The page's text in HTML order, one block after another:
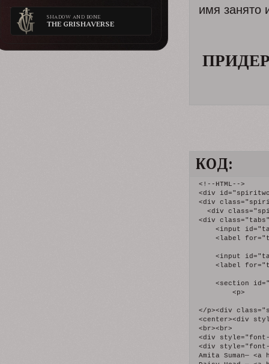
SHADOW AND BONE
THE GRISHAVERSE
имя занято
КОД:
<!--HTML-->
<div id="spiritworkroom">
<div class="spiritfirst"> </div> 
  <div class="spiritsecond">
<div class="tabs">
    <input id="tab1" type="radio" name="tabs" checked="">
    <label for="tab1"><b>внешности</b></label>

    <input id="tab2" type="radio" name="tabs">
    <label for="tab2">имена и фамилии</label>

    <section id="content-tab1">
        <p>

</p><div class="stolbik1">
<center><div style="font-family: Oranienbaum;  font-size: 16px; color: #202637;"><b>ЖЕНСКИЕ ВНЕШНОСТИ</b></div>
<br><br>
<div style="font-family: Oranienbaum;  font-size: 14px; color: #202632;"><b>A – B – C – D</b>
<div style="font-family: Oranienbaum;  font-size: 13px; "><br>
Amita Suman— <a href="https://grishaverse.ru/">Inej Ghafa</a><br>
Daisy Head — <a href="https://grishaverse.ru/profile.php?id=199">Genya Safin</a><br>
Danielle Galligan — <a href="https://grishaverse.ru/profile.php?id=190">Nina Zenik</a><br>

<br><br>
<div style="font-family: Oranienbaum;  font-size: 14px; color: #202632;"><b>E – F – G – H</b></div><br>
Emilia Clarke — <a href="https://grishaverse.ru/profile.php?id=2">Rovenna Arwen</a><br>

<br><br>
<div style="font-family: Oranienbaum;  font-size: 14px; color: #202632;"><b>I – J – K – L</b></div><br>
India Eisley — <a href="https://grishaverse.ru/profile.php?id=2">Rovenna Arwen</a><br>
Janet Montgomery — <a href="https://grishaverse.ru/profile.php?id=2">Rovenna Arwen</a><br>
Jessie Mei Li — <a href="https://grishaverse.ru/profile.php?id=42">Alina Starkova </a><br>

<br><br>
<div style="font-family: Oranienbaum;  font-size: 14px; color: #202632;"><b>M – N – O – P</b></div><br>
Madelaine Petsch — <a href="https://grishaverse.ru/">Dunyasha Lazareva</a><br>
Olivia Cooke  — <a href="https://grishaverse.ru/profile.php?id=115">Valeria Navrotskaya </a><br>


<br><br>
<div style="font-family: Oranienbaum;  font-size: 14px; color: #202632;"><b>Q – R – S – T</b></div><br>
Sujaya Dasgupta— <a href="https://grishaverse.ru/">Zoya Nazyalensky </a><br>

<br><br>
<div style="font-family: Oranienbaum;  font-size: 14px; color: #202632;"><b>U – V – W – X – Y – Z</b></div><br>
Zendaya — <a href="https://grishaverse.ru/profile.php?id=100">Aleena Mirage </a><br> 
Zoe Wanamaker — <a href="https://grishaverse.ru/">Baghra Morozova</a><br>
<br><br>
</div></div></center>
</div>

<div class="stolbik2">
<center><div style="font-family: Oranienbaum;  font-size: 16px; color: #202637;"><b>МУЖСКИЕ ВНЕШНОСТИ</b></div>
<br><br>
<div style="font-family: Oranienbaum;  font-size: 14px; color: #202632;"><b>A – B – C – D</b>
<div style="font-family: Oranienbaum;  font-size: 13px; "><br>
Archie Renaux — <a href="https://grishaverse.ru/">Malyen Oretsev</a><br>
Ben Barnes — <a href="https://grishaverse.ru/profile.php?id=205">Aleksander Morozov </a><br>
Brett Dalton — <a href="https://grishaverse.ru/profile.php?id=46">Severin Kavalsky</a><br>
Calahan Skogman — <a href="https://grishaverse.ru/profile.php?id=196">Matthias Helvar</a><br>
Daniel Sharman  — <a href="https://grishaverse.ru/">Nathan Arwen </a><br>
Dean Lennox Kelly — <a href="https://grishaverse.ru/">Pekka Rollins</a><br>
  
  <br><br>
<div style="font-family: Oranienbaum;  font-size: 14px; color: #202632;"><b>E – F – G – H</b></div><br>
Evan Roderick — <a href="https://grishaverse.ru/profile.php?id=195">Vasily Lantsov</a><br>
Freddy Carter — <a href="https://grishaverse.ru/profile.php?id=16">Kaz Brekker</a><br>
Howard Charles — <a href="https://grishaverse.ru/">Arken Visser</a><br>

<br><br>
<div style="font-family: Oranienbaum;  font-size: 14px; color: #202632;"><b>I – J – K – L</b></div><br>
Jack Wolfe — <a href="https://grishaverse.ru/profile.php?id=216">Wylan Hendriks </a><br>
Julian Kostov — <a href="https://grishaverse.ru/profile.php?id=206">Fedyor Kaminsky</a><br>
Kit Young — <a href="https://grishaverse.ru/profile.php?id=182">Jesper Fahey</a><br>
Lucas Jade Zumann — <a href="https://grishaverse.ru/profile.php?id=36">Kostya Karelin</a><br>
Luke Pasqualino — <a href="https://grishaverse.ru/">David Kostyk</a><br>

<br><br>
<div style="font-family: Oranienbaum;  font-size: 14px; color: #202632;"><b>M – N – O – P</b></div><br>
Patrick Gibson — <a href="https://grishaverse.ru/">Nikolai Lantsov </a><br>

<br><br>
<div style="font-family: Oranienbaum;  font-size: 14px; color: #202632;"><b>Q – R – S – T</b></div><br>
Richard Madden — <a href="https://grishaverse.ru/">Dimitri Arwen </a><br>
Simon Sears — <a href="https://grishaverse.ru/profile.php?id=209">Ivan Ranevsky</a><br>

<br><br>
<div style="font-family: Oranienbaum;  font-size: 14px; color: #202632;"><b>U – V – W – X – Y – Z</b></div><br>
name

<br><br>
</div></div></center>
</div>

        <p></p>
    </section>  
    <section id="content-tab2">
        <p>
</p><div class="stolbik3">
<center><div style="font-family: Oranienbaum;  font-size: 16px; color: #202637;"><b>ЖЕНСКИЕ ИМЕНА</b></div>
<br><br>
<div style="font-family: Oranienbaum;  font-size: 14px; color: #202632;"><b>A – B – C – D</b>
<div style="font-family: Oranienbaum;  font-size: 13px; "><br>
<a href="https://grishaverse.ru/profile.php?id=100">Aleena</a> — Алеена <br>
<a href="https://grishaverse.ru/profile.php?id=42">Alina</a> — Алина <br>
<a href="https://grishaverse.ru/">Alisa</a> — Алиса <br>
<a href="https://grishaverse.ru/">Baghra</a> — Багра <br>
<a href="https://grishaverse.ru/">Dunyasha</a> — Дуняша<br>

 <br><br>
<div style="font-family: Oranienbaum;  font-size: 14px; color: #202632;"><b>E – F – G – H</b></div><br>
<a href="https://grishaverse.ru/">Elena</a> — Елена <br>
<a href="https://grishaverse.ru/profile.php?id=199">Genya</a> — Женя <br>

<br><br>
<div style="font-family: Oranienbaum;  font-size: 14px; color: #202632;"><b>I – J – K – L</b></div><br>
<a href="https://grishaverse.ru/">Inej</a> — Инеж <br>

<br><br>
<div style="font-family: Oranienbaum;  font-size: 14px; color: #202632;"><b>M – N – O – P</b></div><br>
<a href="https://grishaverse.ru">Nadia</a> — Надя<br>
<a href="https://grishaverse.ru/profile.php?id=190">Nina</a> — Нина<br>

<br><br>
<div style="font-family: Oranienbaum;  font-size: 14px; color: #202632;"><b>Q – R – S – T</b></div><br>
<a href="https://grishaverse.ru/profile.php?id=2">Rovenna</a> — Ровенна <br>
<a href="https://grishaverse.ru/profile.php?id=2">Sofia</a> — София <br>
<a href="https://grishaverse.ru/">Tamar</a> — Тамара <br>
<a href="https://grishaverse.ru">Tatiana</a> — Татьяна<br>

<br><br>
<div style="font-family: Oranienbaum;  font-size: 14px; color: #202632;"><b>U – V – W – X – Y – Z</b></div>
<br>
<a href="https://sixofcrows.ru/">Ulla</a> — Улла<br>
<a href="https://sixofcrows.ru/">Ursula</a> — Урсула<br>
<a href="https://grishaverse.ru/profile.php?id=115">Valeria</a> — Валерия <br>
<a href="https://grishaverse.ru/profile.php?id=136">Victoria</a> — Виктория<br>
<a href="https://grishaverse.ru/">Zoya</a> — Зоя <br>

<br><br>
</div></div></center>
</div>

<div class="stolbik4">
<center><div style="font-family: Oranienbaum;  font-size: 16px; color: #202637;"><b>МУЖСКИЕ ИМЕНА</b></div>
<br><br>
<div style="font-family: Oranienbaum;  font-size: 14px; color: #202632;"><b>A – B – C – D</b>
<div style="font-family: Oranienbaum;  font-size: 13px; "><br>
<a href="https://grishaverse.ru/profile.php?id=205">Aleksander</a> — Александр <br>
<a href="https://grishaverse.ru/">Arken</a> — Аркен<br>
<a href="https://grishaverse.ru/profile.php?id=36">Christian</a> — Кристиан<br>
<a href="https://grishaverse.ru/">David — Давид <br>
<a href="https://grishaverse.ru/">Dimitri</a> — Димитрий <br>
  
  <br><br>
<div style="font-family: Oranienbaum;  font-size: 14px; color: #202632;"><b>E – F – G – H</b></div><br>
<a href="https://grishaverse.ru/profile.php?id=206">Fedyor</a> — Федор<br>

<br><br>
<div style="font-family: Oranienbaum;  font-size: 14px; color: #202632;"><b>I – J – K – L</b></div><br>
<a href="https://grishaverse.ru/profile.php?id=209">Ivan</a> — Иван<br>
<a href="https://grishaverse.ru/profile.php?id=182">Jesper</a> — Джеспер<br>
<a href="https://grishaverse.ru/profile.php?id=16">Kaz</a> — Каз <br>
<a href="https://grishaverse.ru/profile.php?id=36">Kostya</a> — Костя [Константин] <br>

<br><br>
<div style="font-family: Oranienbaum;  font-size: 14px; color: #202632;"><b>M – N – O – P</b></div><br>
<a href="https://grishaverse.ru/">Malyen</a> — Мальен<br>
<a href="https://grishaverse.ru/profile.php?id=196">Matthias</a> — Матиас <br>
<a href="https://grishaverse.ru/">Nathan</a> — Нэйтан <br>
<a href="https://grishaverse.ru/">Nikolai</a> — Николай <br>
<a href="https://grishaverse.ru/">Pekka</a> — Пекка<br>

<br><br>
<div style="font-family: Oranienbaum;  font-size: 14px; color: #202632;"><b>Q – R – S – T</b></div><br>
<a href="https://grishaverse.ru/profile.php?id=46">Severin</a> — Северин<br>
<a href="https://grishaverse.ru">Tolya</a> — Толя<br> 

<br><br>
<div style="font-family: Oranienbaum;  font-size: 14px; color: #202632;"><b>U – V – W – X – Y – Z</b></div><br>
<a href="https://grishaverse.ru/profile.php?id=195">Vasily</a> — Василий <br>
<a href="https://grishaverse.ru/profile.php?id=216">Wylan</a> — Уайлен <br>
 

<br><br>
</div></div></center>
</div>
      
      
<div class="stolbik5">
<center><div style="font-family: Oranienbaum;  font-size: 16px; color: #202637;"><b>ФАМИЛИИ</b></div>
<br><br>
<div style="font-family: Oranienbaum;  font-size: 14px; color: #202632;"><b>A – B – C – D</b>
<div style="font-family: Oranienbaum;  font-size: 13px; "><br>
<a href="https://grishaverse.ru/profile.php?id=2">Arwen</a> — Арвен <br> 
<a href="https://grishaverse.ru/profile.php?id=16">Brekker</a> — Бреккер <br>

<br><br>
<div style="font-family: Oranienbaum;  font-size: 14px; color: #202632;"><b>E – F – G – H</b></div><br>
<a href="https://grishaverse.ru/profile.php?id=182">Fahey</a> — Фахи<br>
<a href="https://grishaverse.ru/">Ghafa</a> — Гафа <br> 
<a href="https://grishaverse.ru/profile.php?id=196">Helvar</a> — Хельвар <br>
<a href="https://grishaverse.ru/profile.php?id=216">Hendriks</a> — Хендрикс <br>

<br><br>
<div style="font-f